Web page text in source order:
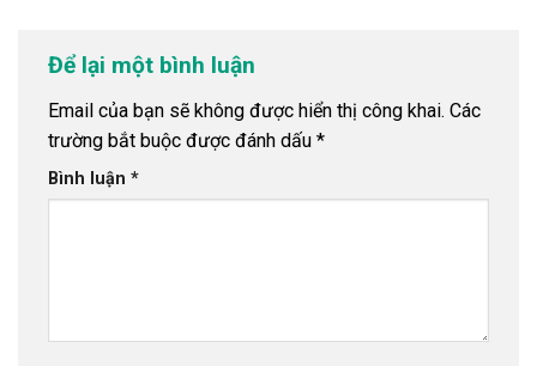
Để lại một bình luận
Email của bạn sẽ không được hiển thị công khai. Các
trường bắt buộc được đánh dấu *
Bình luận *